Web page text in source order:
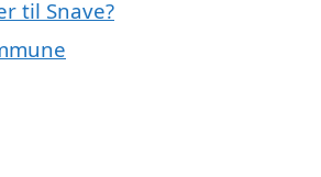
til Snave?